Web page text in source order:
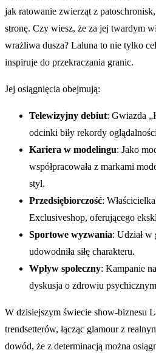
jak ratowanie zwierząt z
stronę. Czy wiesz, że za jej twardym
wrażliwa dusza? Laluna to nie tylko
inspiruje do przekraczania granic.
Jej osiągnięcia obejmują:
Telewizyjny debiut: Gwiazda
odcinki biły rekordy
Kariera w modelingu: Jako
współpracowała z markami
styl.
Przedsiębiorczość:
Exclusiveshop, oferującego
Sportowe wyzwania: Udział
udowodniła siłę charakteru.
Wpływ społeczny: Kampanie
dyskusja o zdrowiu
W dzisiejszym świecie show-biznesu
trendsetterów, łącząc glamour z
dowód, że z determinacją można